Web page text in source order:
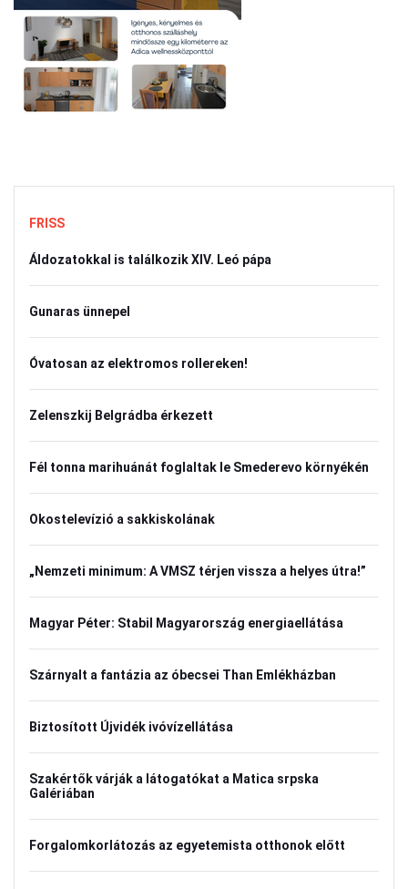
FRISS
Áldozatokkal is találkozik XIV. Leó pápa
Gunaras ünnepel
Óvatosan az elektromos rollereken!
Zelenszkij Belgrádba érkezett
Fél tonna marihuánát foglaltak le Smederevo környékén
Okostelevízió a sakkiskolának
„Nemzeti minimum: A VMSZ térjen vissza a helyes útra!”
Magyar Péter: Stabil Magyarország energiaellátása
Szárnyalt a fantázia az óbecsei Than Emlékházban
Biztosított Újvidék ivóvízellátása
Szakértők várják a látogatókat a Matica srpska
Galériában
Forgalomkorlátozás az egyetemista otthonok előtt